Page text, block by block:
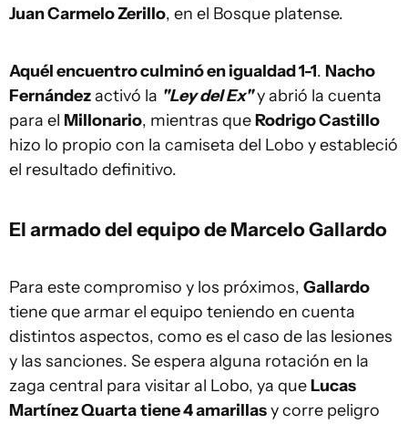
Juan Carmelo Zerillo, en el Bosque platense.
Aquél encuentro culminó en igualdad 1-1. Nacho
Fernándezactivó la "Ley del Ex"y abrió la cuenta
para el Millonario, mientras queRodrigo Castillo
hizo lo propio con la camiseta del Lobo y estableció
el resultado definitivo.
El armado del equipo de Marcelo Gallardo
Para este compromiso y los próximos, Gallardo
tiene que armar el equipo teniendo en cuenta
distintos aspectos, como es el caso de las lesiones
y las sanciones. Se espera alguna rotación en la
zaga central para visitar al Lobo, ya que Lucas
Martínez Quartatiene 4 amarillasy corre peligro